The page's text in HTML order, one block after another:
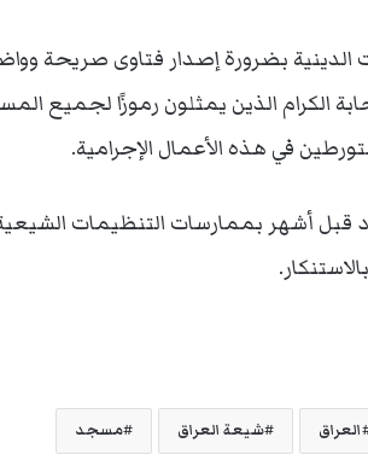
الدينية بضرورة إصدار فتاوى صريحة
الكرام الذين يمثلون رموزًا لجميع
في هذه الأعمال الإجرامية.
قبل أشهر بممارسات التنظيمات
العراق شيعة العراق مسجد